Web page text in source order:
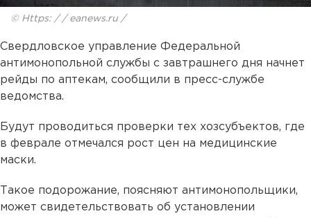
© Https: / / eanews.ru /
Свердловское управление Федеральной
антимонопольной службы с завтрашнего дня начнет
рейды по аптекам, сообщили в пресс-службе
ведомства.
Будут проводиться проверки тех хозсубъектов, где
в феврале отмечался рост цен на медицинские
маски.
Такое подорожание, поясняют антимонопольщики,
может свидетельствовать об установлении